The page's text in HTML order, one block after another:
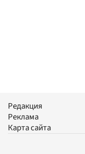
Редакция
Реклама
Карта сайта